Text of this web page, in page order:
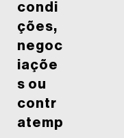
condi
ções,
negoc
iaçõe
s ou
contr
atemp